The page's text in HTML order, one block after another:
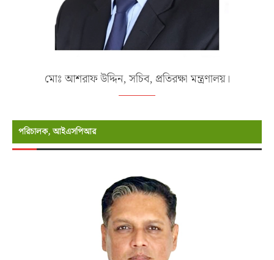
মোঃ আশরাফ উদ্দিন, সচিব, প্রতিরক্ষা মন্ত্রণালয়।
পরিচালক, আইএসপিআর